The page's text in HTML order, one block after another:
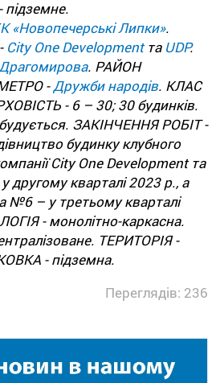
«Новопечерські Липки».
City One Developmentта UDP.
. РАЙОН
-Дружби народів. КЛАС
- 6 – 30; 30 будинків.
ЗАКІНЧЕННЯ РОБІТ -
будинку клубного
City One Development та
другому кварталі 2023 р., а
№6 – у третьому кварталі
- монолітно-каркасна.
ТЕРИТОРІЯ -
- підземна.
Переглядів: 236